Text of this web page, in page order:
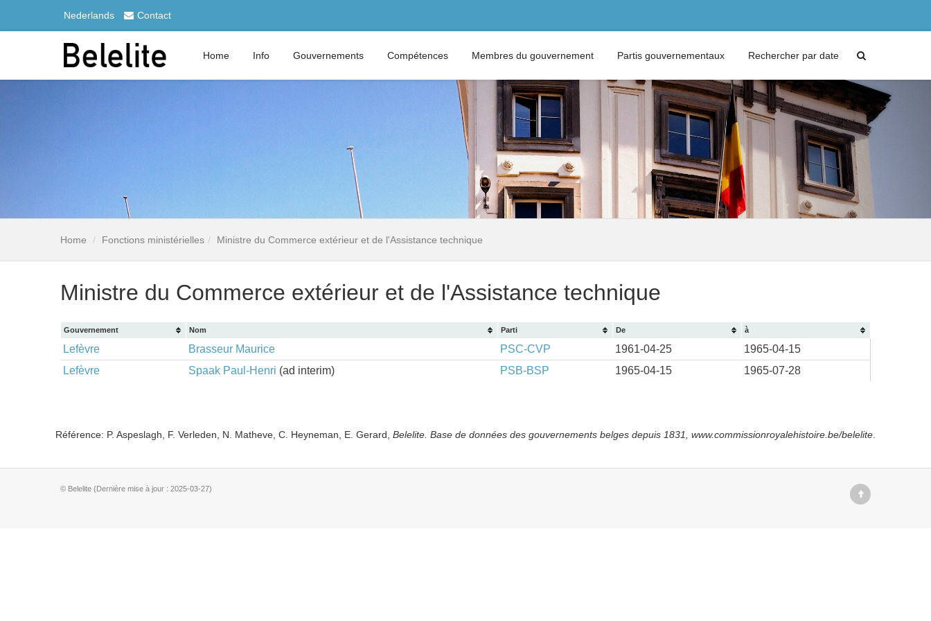
Nederlands Contact
Home Info Gouvernements Compétences Membres du gouvernement Partis gouvernementaux Rechercher par date
Home Fonctions ministérielles Ministre du Commerce extérieur et de l'Assistance technique
Ministre du Commerce extérieur et de l'Assistance technique
Gouvernement Nom Parti De à
Lefèvre Brasseur Maurice PSC-CVP 1961-04-25
1965-04-15
Lefèvre
Spaak Paul-Henri (ad interim) PSB-BSP 1965-04-15 1965-07-28
Référence: P. Aspeslagh, F. Verleden, N. Matheve, C. Heyneman, E. Gerard, Belelite. Base de données des gouvernements belges depuis 1831, www.commissionroyalehistoire.be/belelite
© Belelite (Dernière mise à jour : 2025-03-27)